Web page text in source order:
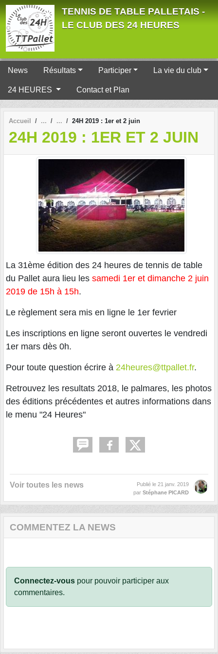
TENNIS DE TABLE PALLETAIS -
LE CLUB DES 24 HEURES
News Résultats Participer La vie du club
24 HEURES Contact et Plan
Accueil 24H 2019 : 1er et 2 juin
24H 2019 : 1ER ET 2 JUIN
La 31ème édition des 24 heures de tennis de table
du Pallet aura lieu les samedi 1er et dimanche 2 juin
2019 de 15h à 15h.
Le règlement sera mis en ligne le 1er fevrier
Les inscriptions en ligne seront ouvertes le vendredi
1er mars dès 0h.
Pour toute question écrire à 24heures@ttpallet.fr.
Retrouvez les resultats 2018, le palmares, les photos
des éditions précédentes et autres informations dans
le menu "24 Heures"
Voir toutes les news Publié le 21 janv. 2019
par Stéphane PICARD
COMMENTEZ LA NEWS
Connectez-vous pour pouvoir participer aux
commentaires.
Panneau de gestion des cookies